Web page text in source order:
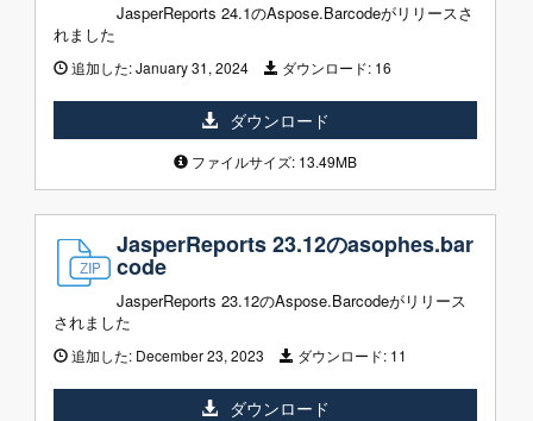
JasperReports 24.1のAspose.Barcodeがリリースさ
れました
追加した:January 31, 2024 ダウンロード: 16
ダウンロード
ファイルサイズ: 13.49MB
JasperReports 23.12のasophes.bar
code
JasperReports 23.12のAspose.Barcodeがリリース
されました
追加した: December 23, 2023 ダウンロード: 11
ダウンロード